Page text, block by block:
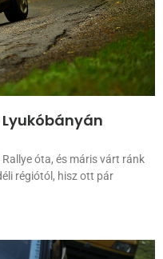
óta, és máris várt ránk
régiótól, hisz ott pár